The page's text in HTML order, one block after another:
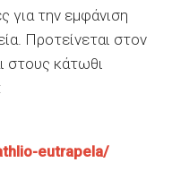
για την εμφάνιση
Προτείνεται στον
στους κάτωθι
eutrapela/